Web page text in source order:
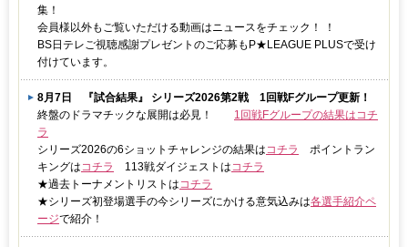
集！
会員様以外もご覧いただける動画はニュースをチェック！ ！
BS日テレご視聴感謝プレゼントのご応募もP★LEAGUE PLUSで受け
付けています。
8月7日 『試合結果』 シリーズ2026第2戦 1回戦Fグループ更新！
終盤のドラマチックな展開は必見！ 1回戦Fグループの結果はコチ
ラ
シリーズ2026の6ショットチャレンジの結果は コチラ
ポイントラン
キングは コチラ 113戦ダイジェストは コチラ
★過去トーナメントリストは コチラ
★シリーズ初登場選手の今シリーズにかける意気込みは各選手紹介ペ
ージで紹介！